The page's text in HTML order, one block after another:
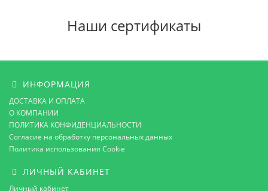
Наши сертификаты
ИНФОРМАЦИЯ
ДОСТАВКА И ОПЛАТА
О КОМПАНИИ
ПОЛИТИКА КОНФИДЕНЦИАЛЬНОСТИ
Согласие на обработку персональных данных
Политика использования Cookie
ЛИЧНЫЙ КАБИНЕТ
Личный кабинет